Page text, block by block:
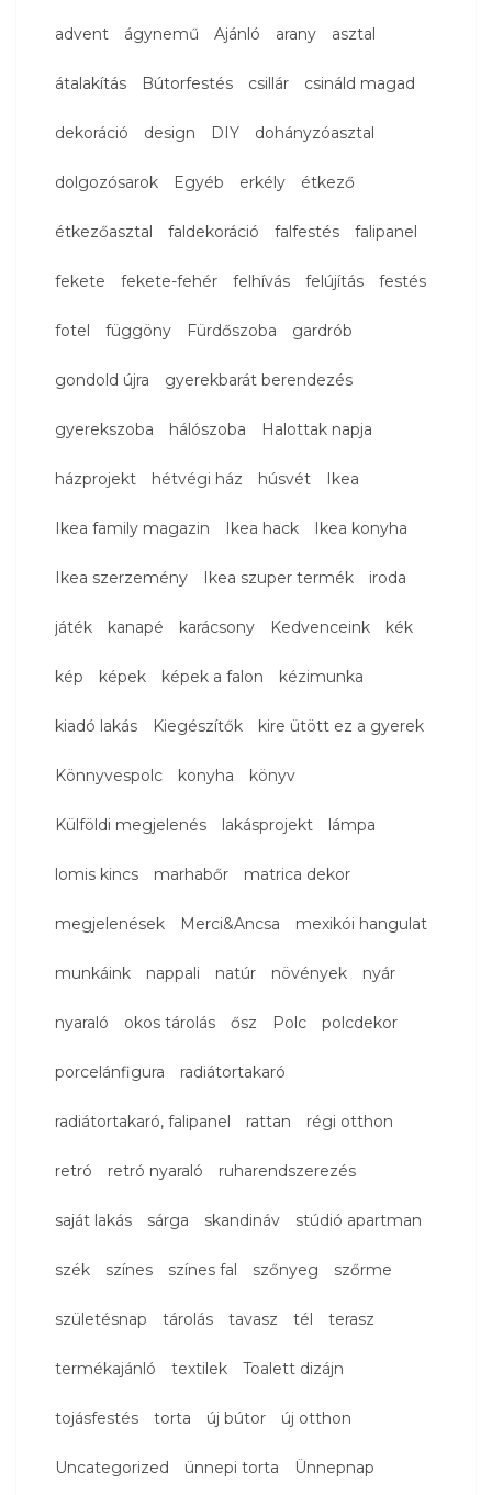
advent ágynemű Ajánló arany asztal
átalakítás Bútorfestés csillár csináld magad
dekoráció design DIY dohányzóasztal
dolgozósarok Egyéb erkély étkező
étkezőasztal faldekoráció falfestés falipanel
fekete fekete-fehér felhívás felújítás festés
fotel függöny Fürdőszoba gardrób
gondold újra gyerekbarát berendezés
gyerekszoba hálószoba Halottak napja
házprojekt hétvégi ház húsvét Ikea
Ikea family magazin Ikea hack Ikea konyha
Ikea szerzemény Ikea szuper termék iroda
játék kanapé karácsony Kedvenceink kék
kép képek képek a falon kézimunka
kiadó lakás Kiegészítők kire ütött ez a gyerek
Könnyvespolc konyha könyv
Külföldi megjelenés lakásprojekt lámpa
lomis kincs marhabőr matrica dekor
megjelenések Merci&Ancsa mexikói hangulat
munkáink nappali natúr növények nyár
nyaraló okos tárolás ősz Polc polcdekor
porcelánfigura radiátortakaró
radiátortakaró, falipanel rattan régi otthon
retró retró nyaraló ruharendszerezés
saját lakás sárga skandináv stúdió apartman
szék színes színes fal szőnyeg szőrme
születésnap tárolás tavasz tél terasz
termékajánló textilek Toalett dizájn
tojásfestés torta új bútor új otthon
Uncategorized ünnepi torta Ünnepnap